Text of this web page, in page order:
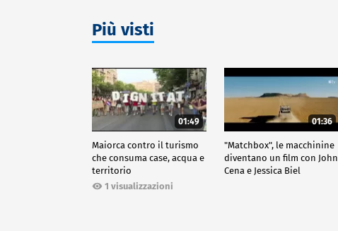
Più visti
01:49
Maiorca contro il turismo
che consuma case, acqua e
territorio
1 visualizzazioni
01:36
"Matchbox", le macchinine
diventano un film con John
Cena e Jessica Biel